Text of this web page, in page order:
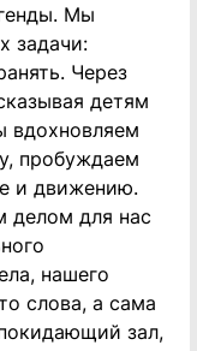
Мы
задачи:
Через
детям
вдохновляем
пробуждаем
и движению.
для нас
нашего
слова, а сама
зал,